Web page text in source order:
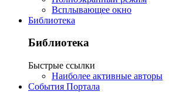
Всплывающее окно
Библиотека
Библиотека
Быстрые ссылки
Наиболее активные авторы
События Портала